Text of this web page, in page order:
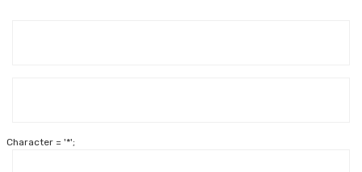
Character = '*';